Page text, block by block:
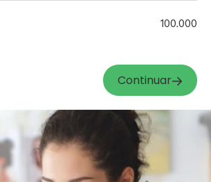
100.000
Continuar